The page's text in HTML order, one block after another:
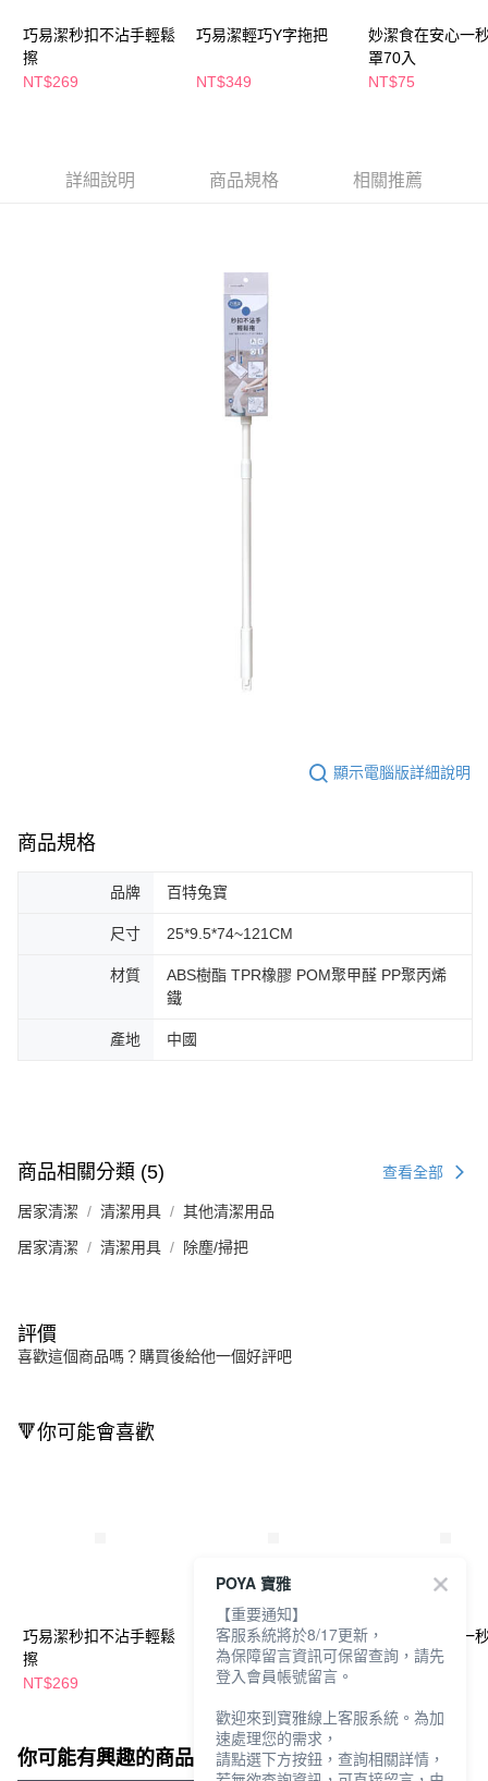
https://aftee.tw/terms/#terms3
３．未成年的使用者請事先徵得法定代理人或監護人之同意方可使用
「AFTEE先享後付」，若未經同意申辦者引起之損失，本公司不負相關責
任。
５．嚴禁一人註冊多個帳號或使用他人資訊註冊。若發現惡意使用之情形，
恩沛科技股份有限公司將有權停止該用戶之使用額度並採取法律行動。
巧易潔秒扣不沾手輕鬆
擦
NT$269
巧易潔輕巧Y字拖把
NT$349
妙潔食在安心一
罩70入
NT$75
詳細說明 商品規格 相關推薦
顯示電腦版詳細說明
商品規格
品牌 百特兔寶
尺寸 25*9.5*74~121CM
材質
ABS樹酯 TPR橡膠 POM聚甲醛 PP聚丙烯
鐵
產地 中國
商品相關分類 (5) 查看全部
居家清潔 清潔用具 其他清潔用品
居家清潔 清潔用具 除塵/掃把
評價
喜歡這個商品嗎？購買後給他一個好評吧
🔻你可能會喜歡
巧易潔秒扣不沾手輕鬆
擦
NT$269
巧易潔輕巧Y字拖把
NT$349
妙潔食在安心一
罩70入
你可能有興趣的商品 全站排行
POYA 寶雅
【重要通知】
客服系統將於8/17更新，
為保障留言資訊可保留查詢，請先
登入會員帳號留言。
歡迎來到寶雅線上客服系統。為加
速處理您的需求，
請點選下方按鈕，查詢相關詳情，